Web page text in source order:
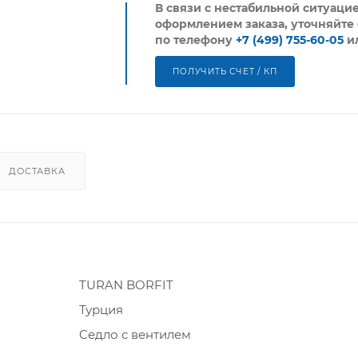
В связи с нестабильной
оформлением заказа,
по телефону+7 (499) 755-60-05
ПОЛУЧИТЬ СЧЕТ / КП
ДОСТАВКА
TURAN BORFIT
Турция
Cедло с вентилем